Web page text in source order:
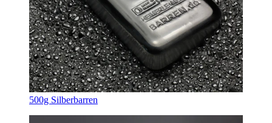
500g Silberbarren